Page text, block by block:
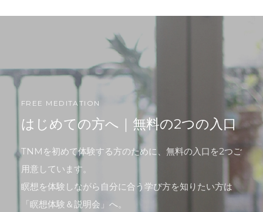
FREE MEDITATION
はじめての方へ｜無料の2つの入口
TNMを初めて体験する方のために、無料の入口を2つご
用意しています。
瞑想を体験しながら自分に合う学び方を知りたい方は
「瞑想体験＆説明会」へ。